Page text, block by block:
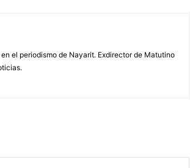
el periodismo de Nayarit. Exdirector de Matutino